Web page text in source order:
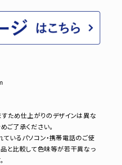
ため仕上がりのデザインは異な
ご了承ください。
いるパソコン・携帯電話のご使
と比較して色味等が若干異なっ